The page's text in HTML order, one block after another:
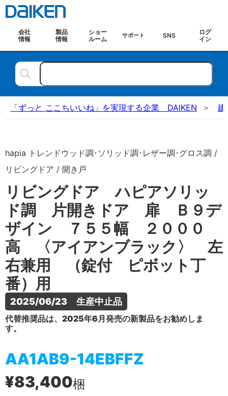
会社
情報
製品
情報
ショー
ルーム
サポート SNS
ログ
イン
「ずっと ここちいいね」を実現する企業 DAIKEN 建
hapia トレンドウッド調･ソリッド調･レザー調･グロス調 /
リビングドア / 開き戸
リビングドア ハピアソリッ
ド調 片開きドア 扉 Ｂ９デ
ザイン ７５５幅 ２０００
高 〈アイアンブラック〉 左
右兼用 （錠付 ピボット丁
番）用
2025/06/23　生産中止品
代替推奨品は、2025年6月発売の新製品をお勧めしま
す。
AA1AB9-14EBFFZ
¥83,400梱